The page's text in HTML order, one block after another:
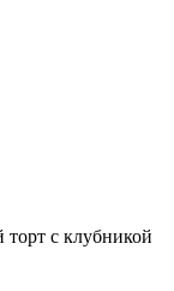
с клубникой